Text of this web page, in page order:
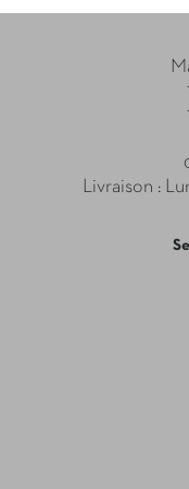
Livraison :